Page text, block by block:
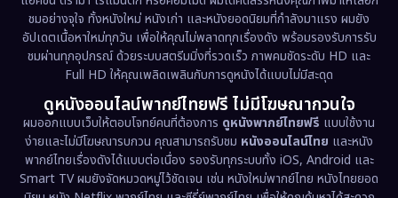
Drama ดราม่า (1,460)
Dystopian (17)
Emotional (61)
Epic มหากาพย์ (218)
ชมอย่างจุใจ ทั้งหนังใหม่ หนังเก่า และหนังยอดนิยมที่กำลังมาแรง ผมยัง
อัปเดตเนื้อหาใหม่ทุกวัน เพื่อให้คุณไม่พลาดทุกเรื่องดัง พร้อมรองรับการรับ
ชมผ่านทุกอุปกรณ์ ด้วยระบบสตรีมมิ่งที่รวดเร็ว ภาพคมชัดระดับ HD และ
Full HD ให้คุณเพลิดเพลินกับการดูหนังได้แบบไม่มีสะดุด
ดูหนังออนไลน์พากย์ไทยฟรี ไม่มีโฆษณากวนใจ
ผมออกแบบเว็บให้ตอบโจทย์คนที่ต้องการ ดูหนังพากย์ไทยฟรี แบบใช้งาน
ง่ายและไม่มีโฆษณารบกวน คุณสามารถรับชม หนังออนไลน์ไทย และหนัง
พากย์ไทยเรื่องดังได้แบบต่อเนื่อง รองรับทุกระบบทั้ง iOS, Android และ
Smart TV ผมยังจัดหมวดหมู่ไว้ชัดเจน เช่น หนังใหม่พากย์ไทย หนังไทยยอด